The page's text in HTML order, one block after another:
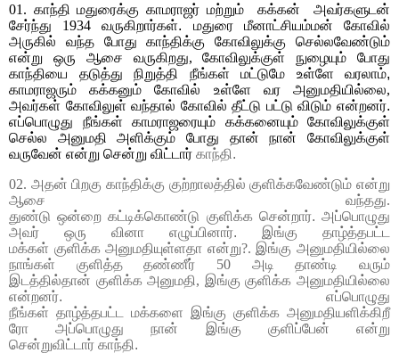
01. காந்தி மதுரைக்கு காமராஜர் மற்றும் கக்கன்
அவர்களுடன்
சேர்ந்து 1934வருகிறார்கள். மதுரை மீனாட்சியம்மன் கோவில்
அருகில் வந்த போது காந்திக்கு கோவிலுக்கு செல்லவேண்டும்
என்று
ஒரு ஆசை வருகிறது,கோவிலுக்குள் நுழையும் போது
காந்தியை தடுத்து நிறுத்தி நீங்கள் மட்டுமே உள்ளே வரலாம்,
காமராஜரும் கக்கனும் கோவில் உள்ளே வர அனுமதியில்லை,
அவர்கள் கோவிலுள் வந்தால் கோவில் தீட்டு பட்டு விடும் என்றனர்.
எப்பொழுது நீங்கள் காமராஜரையும் கக்கனையும் கோவிலுக்குள்
செல்ல அனுமதி அளிக்கும் போது தான் நான் கோவிலுக்குள்
வருவேன் என்று சென்று விட்டார் காந்தி.
02. அதன் பிறகு காந்திக்கு குற்றாலத்தில் குளிக்கவேண்டும் என்று
ஆசை
வந்தது.
துண்டு ஒன்றை கட்டிக்கொண்டு குளிக்க சென்றார். அப்பொழுது
அவர் ஒரு வினா எழுப்பினார். இங்கு தாழ்த்தபட்ட
மக்கள் குளிக்க அனுமதியுள்ளதா என்று?. இங்கு அனுமதியில்லை
நாங்கள்
குளித்த தண்ணீர் 50 அடி தாண்டி வரும்
இடத்தில்தான் குளிக்க அனுமதி, இங்கு குளிக்க அனுமதியில்லை
என்றனர். எப்பொழுது
நீங்கள் தாழ்த்தபட்ட மக்களை இங்கு குளிக்க அனுமதியளிக்கிறீ
ரோ அப்பொழுது நான் இங்கு குளிப்பேன் என்று
சென்றுவிட்டார் காந்தி.